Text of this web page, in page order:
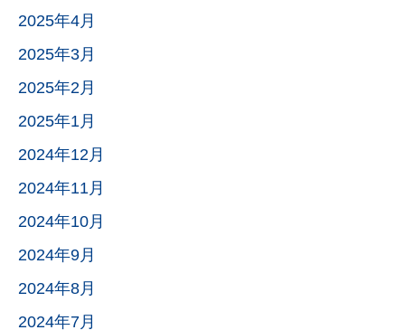
2025年4月
2025年3月
2025年2月
2025年1月
2024年12月
2024年11月
2024年10月
2024年9月
2024年8月
2024年7月